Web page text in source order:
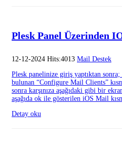
Plesk Panel Üzerinden
12-12-2024 Hits:4013 Mail Destek
Plesk panelinize giriş yaptıktan
bulunan “Configure Mail Clients”
sonra karşınıza aşağıdaki gibi bir
aşağıda ok ile gösterilen iOS Mail
Detay oku